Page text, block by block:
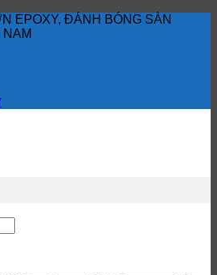
EPOXY, ĐÁNH BÓNG SÀN